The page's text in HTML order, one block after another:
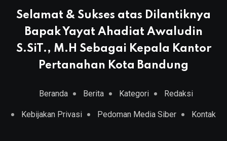
Selamat & Sukses atas Dilantiknya
Bapak Yayat Ahadiat Awaludin
S.SiT., M.H Sebagai Kepala Kantor
Pertanahan Kota Bandung
Beranda Berita Kategori Redaksi
Kebijakan Privasi Pedoman Media Siber Kontak